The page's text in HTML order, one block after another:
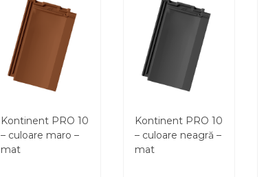
Kontinent PRO 10
– culoare maro –
mat
Kontinent PRO 10
– culoare neagră –
mat